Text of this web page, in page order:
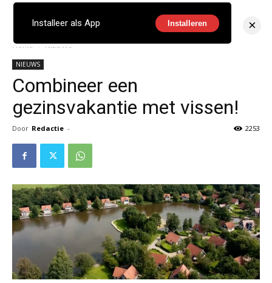
Home NIEUWS
NIEUWS
Combineer een
gezinsvakantie met vissen!
Door Redactie - 2253
Installeer als App Installeren ×